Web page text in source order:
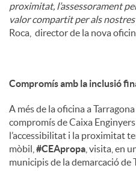
proximitat, l’assessorament
valor compartit per als nostres
Roca, director de la nova
Compromís amb la inclusió
A més de la oficina a Tarragona
compromís de Caixa
l’accessibilitat i la proximitat
mòbil, #CEApropa , visita, en
municipis de la demarcació de